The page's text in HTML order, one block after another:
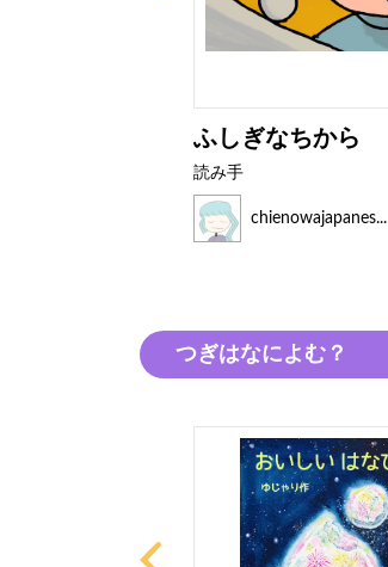
ふしぎなちから
読み手
chienowajapanes...
つぎはなによむ？